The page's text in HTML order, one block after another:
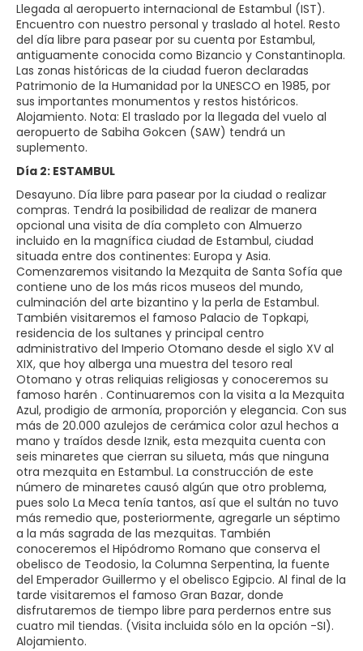
Llegada al aeropuerto internacional de Estambul (IST).
Encuentro con nuestro personal y traslado al hotel. Resto
del día libre para pasear por su cuenta por Estambul,
antiguamente conocida como Bizancio y Constantinopla.
Las zonas históricas de la ciudad fueron declaradas
Patrimonio de la Humanidad por la UNESCO en 1985, por
sus importantes monumentos y restos históricos.
Alojamiento. Nota: El traslado por la llegada del vuelo al
aeropuerto de Sabiha Gokcen (SAW) tendrá un
suplemento.
Día 2: ESTAMBUL
Desayuno. Día libre para pasear por la ciudad o realizar
compras. Tendrá la posibilidad de realizar de manera
opcional una visita de día completo con Almuerzo
incluido en la magnífica ciudad de Estambul, ciudad
situada entre dos continentes: Europa y Asia.
Comenzaremos visitando la Mezquita de Santa Sofía que
contiene uno de los más ricos museos del mundo,
culminación del arte bizantino y la perla de Estambul.
También visitaremos el famoso Palacio de Topkapi,
residencia de los sultanes y principal centro
administrativo del Imperio Otomano desde el siglo XV al
XIX, que hoy alberga una muestra del tesoro real
Otomano y otras reliquias religiosas y conoceremos su
famoso harén . Continuaremos con la visita a la Mezquita
Azul, prodigio de armonía, proporción y elegancia. Con sus
más de 20.000 azulejos de cerámica color azul hechos a
mano y traídos desde Iznik, esta mezquita cuenta con
seis minaretes que cierran su silueta, más que ninguna
otra mezquita en Estambul. La construcción de este
número de minaretes causó algún que otro problema,
pues solo La Meca tenía tantos, así que el sultán no tuvo
más remedio que, posteriormente, agregarle un séptimo
a la más sagrada de las mezquitas. También
conoceremos el Hipódromo Romano que conserva el
obelisco de Teodosio, la Columna Serpentina, la fuente
del Emperador Guillermo y el obelisco Egipcio. Al final de la
tarde visitaremos el famoso Gran Bazar, donde
disfrutaremos de tiempo libre para perdernos entre sus
cuatro mil tiendas. (Visita incluida sólo en la opción -SI).
Alojamiento.